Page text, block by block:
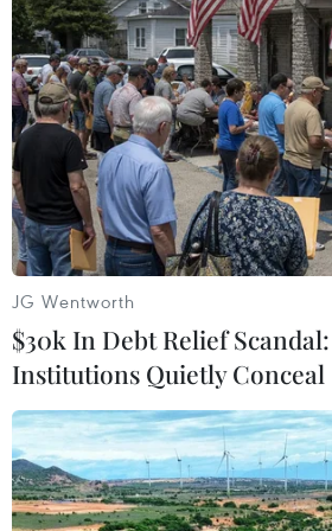
#Lễ hội Tháp Bà Ponagar #Đền
JG Wentworth
$30k In Debt Relief
Institutions Quietly Conceal